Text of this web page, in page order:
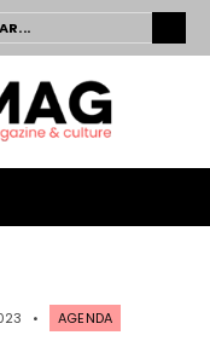
•
AGENDA